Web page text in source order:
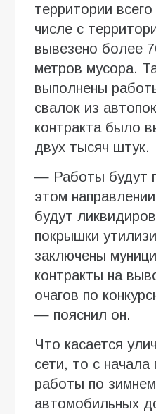
территории
числе с
вывезено более
метров мусора.
выполнены
свалок из
контракта было
двух тысяч штук.
— Работы будут
этом
будут
покрышки
заключены
контракты на
очагов по
— пояснил он.
Что касается
сети, то с
работы по
автомобильных